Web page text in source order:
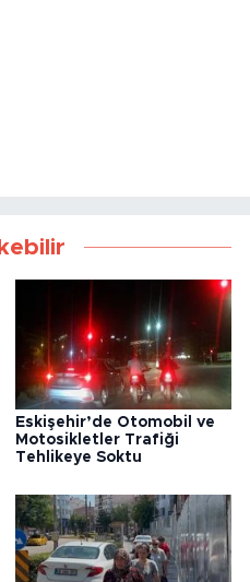
Eskişehir’de Otomobil ve
Motosikletler Trafiği
Tehlikeye Soktu